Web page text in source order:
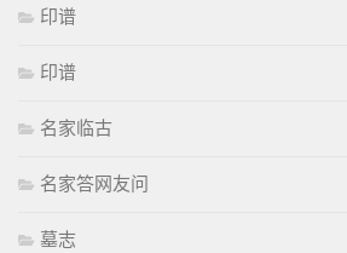
印谱
印谱
名家临古
名家答网友问
墓志